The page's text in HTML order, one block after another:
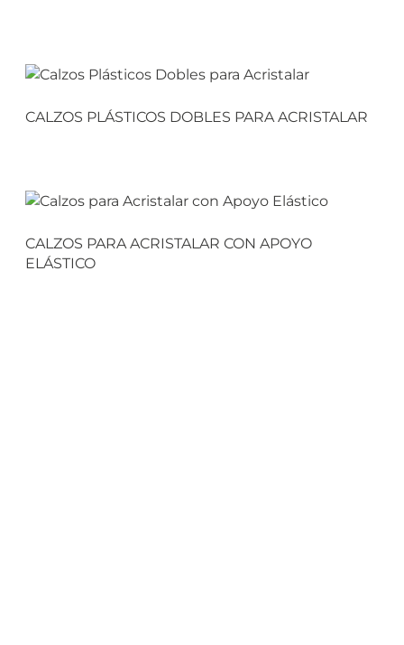
CALZOS PLÁSTICOS DOBLES PARA ACRISTALAR
CALZOS PARA ACRISTALAR CON APOYO
ELÁSTICO